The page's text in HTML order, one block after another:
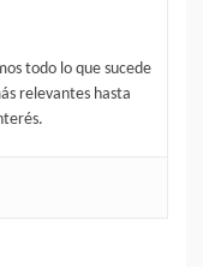
todo lo que sucede
relevantes hasta